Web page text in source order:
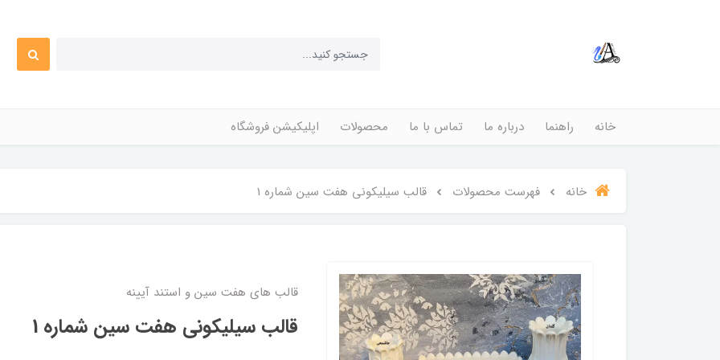
خانه راهنما درباره ما تماس با ما محصولات اپلیکیشن فروشگاه
خانه فهرست محصولات قالب سیلیکونی هفت سین شماره 1
قالب های هفت سین و استند آیینه
قالب سیلیکونی هفت سین شماره 1